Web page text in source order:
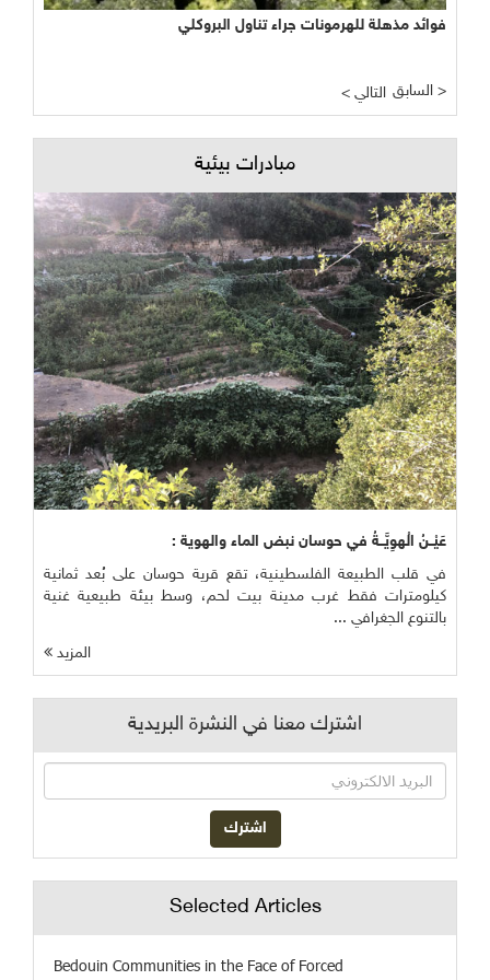
فوائد مذهلة للهرمونات جراء تناول البروكلي
< التالي السابق >
مبادرات بيئية
عَيْــنُ الْهوِيَّــةُ في حوسان نبض الماء والهوية :
في قلب الطبيعة الفلسطينية، تقع قرية حوسان على بُعد ثمانية
كيلومترات فقط غرب مدينة بيت لحم، وسط بيئة طبيعية غنية
بالتنوع الجغرافي ...
المزيد
اشترك معنا في النشرة البريدية
Selected Articles
Bedouin Communities in the Face of Forced